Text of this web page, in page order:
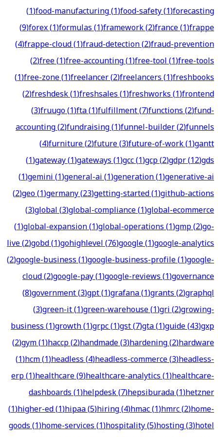
(1)food-manufacturing(1)food-safety(1)forecasting
(9)forex(1)formulas(1)framework(2)france(1)frappe
(4)frappe-cloud(1)fraud-detection(2)fraud-prevention
(2)free(1)free-accounting(1)free-tool(1)free-tools
(1)free-zone(1)freelancer(2)freelancers(1)freshbooks
(2)freshdesk(1)freshsales(1)freshworks(1)frontend
(3)fruugo(1)fta(1)fulfillment(7)functions(2)fund-
accounting(2)fundraising(1)funnel-builder(2)funnels
(4)furniture(2)future(3)future-of-work(1)gantt
(1)gateway(1)gateways(1)gcc(1)gcp(2)gdpr(12)gds
(1)gemini(1)general-ai(1)generation(1)generative-ai
(2)geo(1)germany(23)getting-started(1)github-actions
(3)global(3)global-compliance(1)global-ecommerce
(1)global-expansion(1)global-operations(1)gmp(2)go-
live(2)gobd(1)gohighlevel(76)google(1)google-analytics
(2)google-business(1)google-business-profile(1)google-
cloud(2)google-pay(1)google-reviews(1)governance
(8)government(3)gpt(1)grafana(1)grants(2)graphql
(3)green-it(1)green-warehouse(1)gri(2)growing-
business(1)growth(1)grpc(1)gst(7)gta(1)guide(43)gxp
(2)gym(1)haccp(2)handmade(3)hardening(2)hardware
(1)hcm(1)headless(4)headless-commerce(3)headless-
erp(1)healthcare(9)healthcare-analytics(1)healthcare-
dashboards(1)helpdesk(7)hepsiburada(1)hetzner
(1)higher-ed(1)hipaa(5)hiring(4)hmac(1)hmrc(2)home-
goods(1)home-services(1)hospitality(5)hosting(3)hotel